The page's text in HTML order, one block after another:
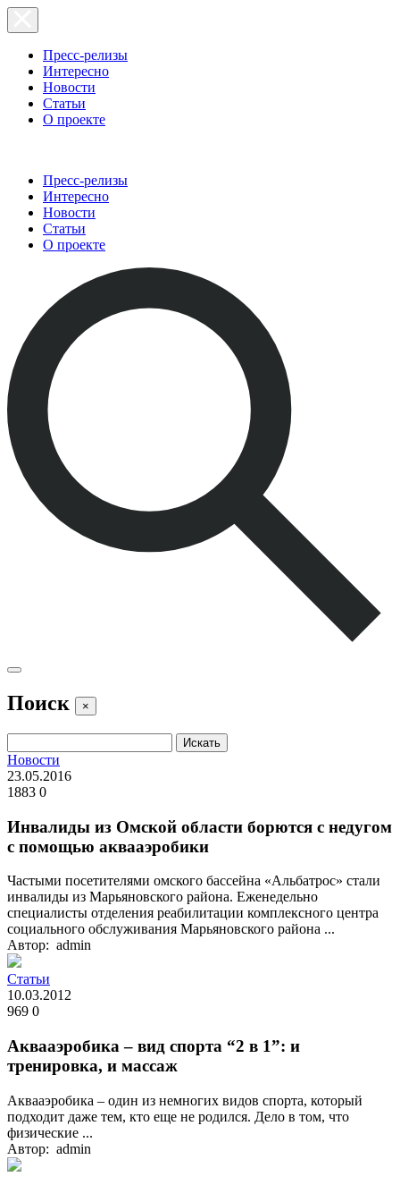
Пресс-релизы
Интересно
Новости
Статьи
О проекте
Пресс-релизы
Интересно
Новости
Статьи
О проекте
Поиск ×
Новости
23.05.2016
1883 0
Инвалиды из Омской области борются с недугом
с помощью аквааэробики
Частыми посетителями омского бассейна «Альбатрос» стали
инвалиды из Марьяновского района. Еженедельно
специалисты отделения реабилитации комплексного центра
социального обслуживания Марьяновского района ...
Автор: admin
Статьи
10.03.2012
969 0
Аквааэробика – вид спорта “2 в 1”: и
тренировка, и массаж
Аквааэробика – один из немногих видов спорта, который
подходит даже тем, кто еще не родился. Дело в том, что
физические ...
Автор: admin